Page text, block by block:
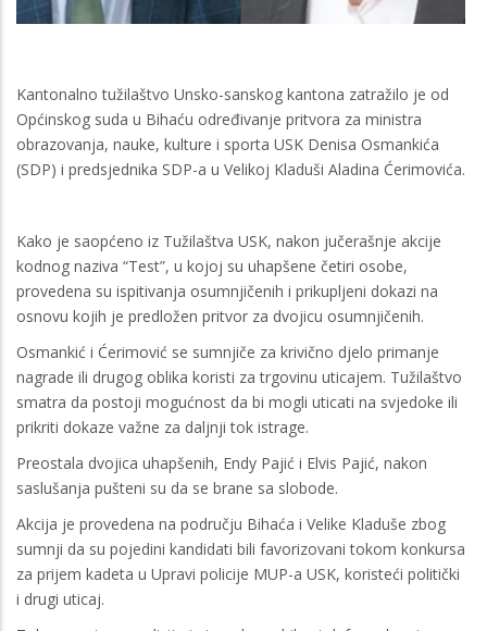
Kantonalno tužilaštvo Unsko-sanskog kantona zatražilo je od
Općinskog suda u Bihaću određivanje pritvora za ministra
obrazovanja, nauke, kulture i sporta USK Denisa Osmankića
(SDP) i predsjednika SDP-a u Velikoj Kladuši Aladina Ćerimovića.
Kako je saopćeno iz Tužilaštva USK, nakon jučerašnje akcije
kodnog naziva “Test”, u kojoj su uhapšene četiri osobe,
provedena su ispitivanja osumnjičenih i prikupljeni dokazi na
osnovu kojih je predložen pritvor za dvojicu osumnjičenih.
Osmankić i Ćerimović se sumnjiče za krivično djelo primanje
nagrade ili drugog oblika koristi za trgovinu uticajem. Tužilaštvo
smatra da postoji mogućnost da bi mogli uticati na svjedoke ili
prikriti dokaze važne za daljnji tok istrage.
Preostala dvojica uhapšenih, Endy Pajić i Elvis Pajić, nakon
saslušanja pušteni su da se brane sa slobode.
Akcija je provedena na području Bihaća i Velike Kladuše zbog
sumnji da su pojedini kandidati bili favorizovani tokom konkursa
za prijem kadeta u Upravi policije MUP-a USK, koristeći politički
i drugi uticaj.